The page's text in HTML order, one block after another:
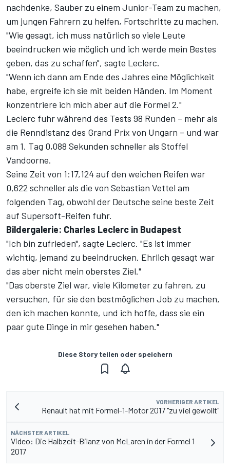
nachdenke, Sauber zu einem Junior-Team zu machen,
um jungen Fahrern zu helfen, Fortschritte zu machen.
"Wie gesagt, ich muss natürlich so viele Leute
beeindrucken wie möglich und ich werde mein Bestes
geben, das zu schaffen", sagte Leclerc.
"Wenn ich dann am Ende des Jahres eine Möglichkeit
habe, ergreife ich sie mit beiden Händen. Im Moment
konzentriere ich mich aber auf die Formel 2."
Leclerc fuhr während des Tests 98 Runden – mehr als
die Renndistanz des Grand Prix von Ungarn – und war
am 1. Tag 0,088 Sekunden schneller als Stoffel
Vandoorne.
Seine Zeit von 1:17,124 auf den weichen Reifen war
0,622 schneller als die von Sebastian Vettel am
folgenden Tag, obwohl der Deutsche seine beste Zeit
auf Supersoft-Reifen fuhr.
Bildergalerie: Charles Leclerc in Budapest
"Ich bin zufrieden", sagte Leclerc. "Es ist immer
wichtig, jemand zu beeindrucken. Ehrlich gesagt war
das aber nicht mein oberstes Ziel."
"Das oberste Ziel war, viele Kilometer zu fahren, zu
versuchen, für sie den bestmöglichen Job zu machen,
den ich machen konnte, und ich hoffe, dass sie ein
paar gute Dinge in mir gesehen haben."
Diese Story teilen oder speichern
VORHERIGER ARTIKEL
Renault hat mit Formel-1-Motor 2017 "zu viel gewollt"
NÄCHSTER ARTIKEL
Video: Die Halbzeit-Bilanz von McLaren in der Formel 1
2017